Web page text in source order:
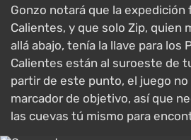
Gonzo notará que la expedición
Calientes, y que solo Zip, quien
allá abajo, tenía la llave para los
Calientes están al suroeste de
partir de este punto, el juego no
marcador de objetivo, así que
las cuevas tú mismo para